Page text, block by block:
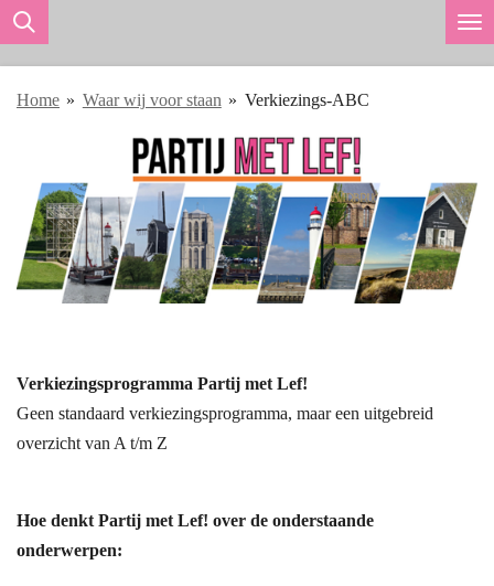
Ga
de
Home » Waar wij voor staan » Verkiezings-ABC
Verkiezingsprogramma Partij met Lef!
Geen standaard verkiezingsprogramma, maar een uitgebreid
overzicht van A t/m Z
Hoe denkt Partij met Lef! over de onderstaande
onderwerpen: